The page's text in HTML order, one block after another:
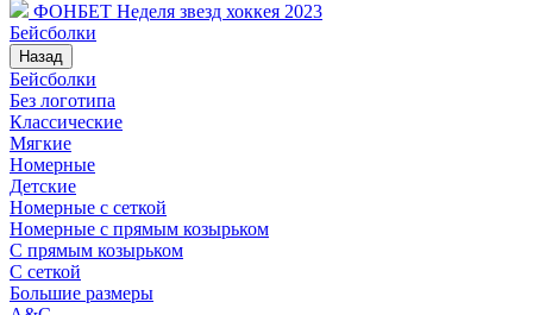
ФОНБЕТ Неделя звезд хоккея 2023
Бейсболки
Назад
Бейсболки
Без логотипа
Классические
Мягкие
Номерные
Детские
Номерные с сеткой
Номерные с прямым козырьком
С прямым козырьком
С сеткой
Большие размеры